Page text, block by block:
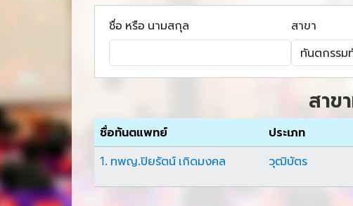
ชื่อ หรือ นามสกุล สาขา
สาข
ชื่อทันตแพทย์ ประเภท
1. ทพญ.ปิยรัตน์ เกิดมงคล วุฒิบัตร